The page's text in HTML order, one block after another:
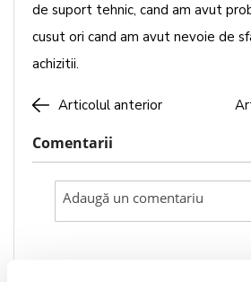
de suport tehnic, cand am avut
cusut ori cand am avut nevoie de
achizitii.
Articolul anterior
Comentarii